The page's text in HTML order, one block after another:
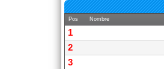
Pos Nombre
1
2
3